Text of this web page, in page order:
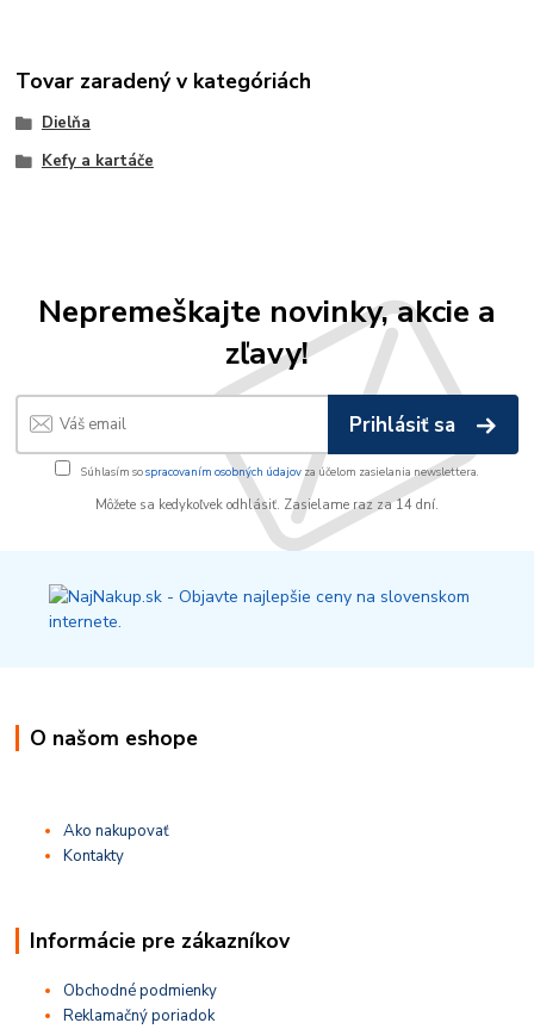
Tovar zaradený v kategóriách
Dielňa
Kefy a kartáče
Nepremeškajte novinky, akcie a
zľavy!
Prihlásiť sa
Súhlasím sospracovaním osobných údajov za účelom zasielania newslettera.
Môžete sa kedykoľvek odhlásiť. Zasielame raz za 14 dní.
O našom eshope
Ako nakupovať
Kontakty
Informácie pre zákazníkov
Obchodné podmienky
Reklamačný poriadok